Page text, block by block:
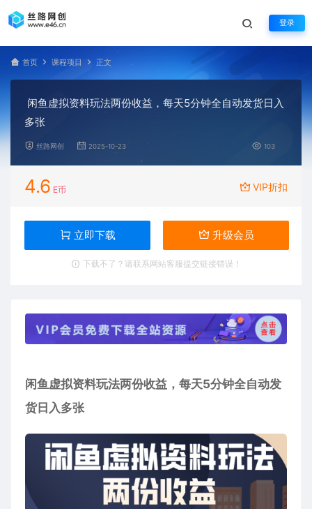
登录
首页 课程项目 正文
闲鱼虚拟资料玩法两份收益，每天5分钟全自动发货日入
多张
丝路网创 2025-10-23 103
4.6 E币 VIP折扣
立即下载 升级会员
下载不了？请联系网站客服提交链接错误！
闲鱼虚拟资料玩法两份收益，每天5分钟全自动发
货日入多张